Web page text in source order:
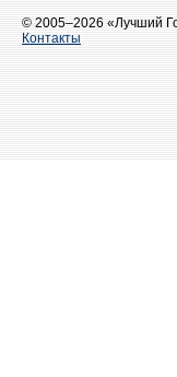
© 2005–2026 «Лучший
Контакты